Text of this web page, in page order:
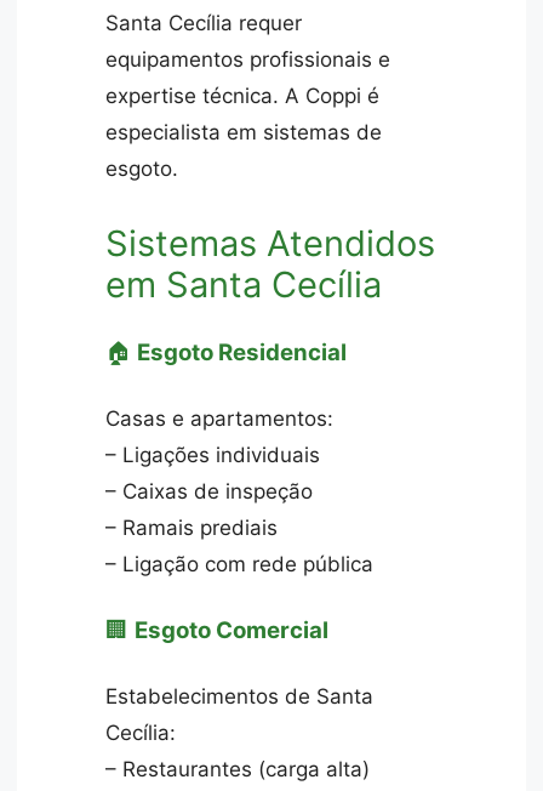
Santa Cecília requer
equipamentos profissionais e
expertise técnica. A Coppi é
especialista em sistemas de
esgoto.
Sistemas Atendidos
em Santa Cecília
🏠 Esgoto Residencial
Casas e apartamentos:
– Ligações individuais
– Caixas de inspeção
– Ramais prediais
– Ligação com rede pública
🏢 Esgoto Comercial
Estabelecimentos de Santa
Cecília:
– Restaurantes (carga alta)